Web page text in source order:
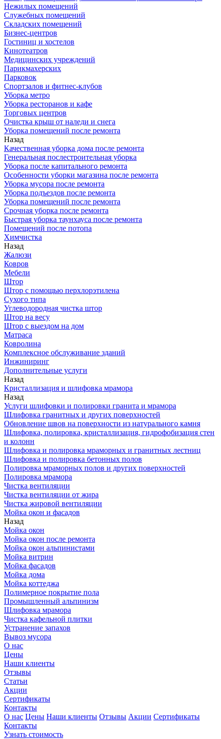
Нежилых помещений
Служебных помещений
Складских помещений
Бизнес-центров
Гостиниц и хостелов
Кинотеатров
Медицинских учреждений
Парикмахерских
Парковок
Спортзалов и фитнес-клубов
Уборка метро
Уборка ресторанов и кафе
Торговых центров
Очистка крыш от наледи и снега
Уборка помещений после ремонта
Назад
Качественная уборка дома после ремонта
Генеральная послестроительная уборка
Уборка после капитального ремонта
Особенности уборки магазина после ремонта
Уборка мусора после ремонта
Уборка подъездов после ремонта
Уборка помещений после ремонта
Срочная уборка после ремонта
Быстрая уборка таунхауса после ремонта
Помещений после потопа
Химчистка
Назад
Жалюзи
Ковров
Мебели
Штор
Штор с помощью перхлорэтилена
Сухого типа
Углеводородная чистка штор
Штор на весу
Штор с выездом на дом
Матраса
Ковролина
Комплексное обслуживание зданий
Инжиниринг
Дополнительные услуги
Назад
Кристаллизация и шлифовка мрамора
Назад
Услуги шлифовки и полировки гранита и мрамора
Шлифовка гранитных и других поверхностей
Обновление швов на поверхности из натурального камня
Шлифовка, полировка, кристаллизация, гидрофобизация стен
и колонн
Шлифовка и полировка мраморных и гранитных лестниц
Шлифовка и полировка бетонных полов
Полировка мраморных полов и других поверхностей
Полировка мрамора
Чистка вентиляции
Чистка вентиляции от жира
Чистка жировой вентиляции
Мойка окон и фасадов
Назад
Мойка окон
Мойка окон после ремонта
Мойка окон альпинистами
Мойка витрин
Мойка фасадов
Мойка дома
Мойка коттеджа
Полимерное покрытие пола
Промышленный альпинизм
Шлифовка мрамора
Чистка кафельной плитки
Устранение запахов
Вывоз мусора
О нас
Цены
Наши клиенты
Отзывы
Статьи
Акции
Сертификаты
Контакты
О нас Цены Наши клиенты Отзывы Акции Сертификаты
Контакты
Узнать стоимость